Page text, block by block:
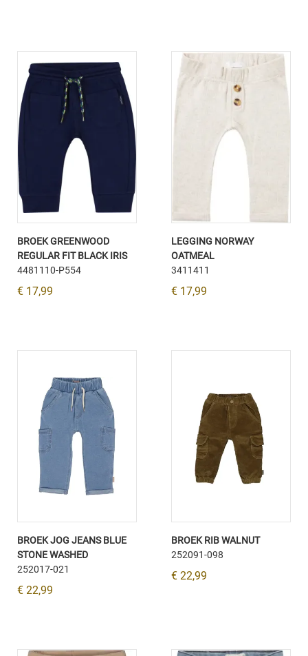
BROEK GREENWOOD
REGULAR FIT BLACK IRIS
4481110-P554
€ 17,99
LEGGING NORWAY
OATMEAL
3411411
€ 17,99
BROEK JOG JEANS BLUE
STONE WASHED
252017-021
€ 22,99
BROEK RIB WALNUT
252091-098
€ 22,99